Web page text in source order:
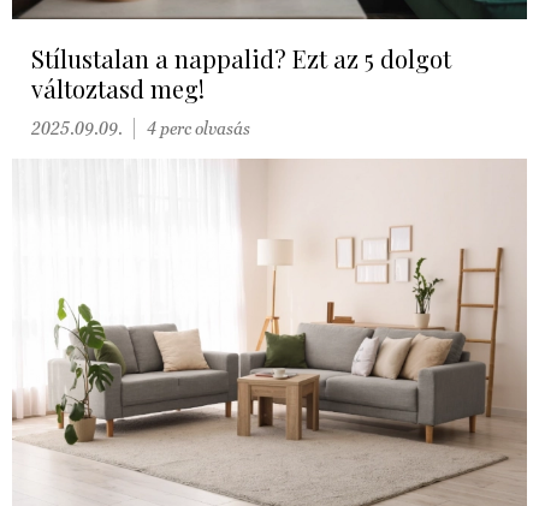
Stílustalan a nappalid? Ezt az 5 dolgot
változtasd meg!
2025.09.09. 4 perc olvasás